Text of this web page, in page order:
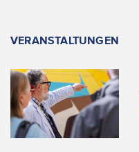
VERANSTALTUNGEN